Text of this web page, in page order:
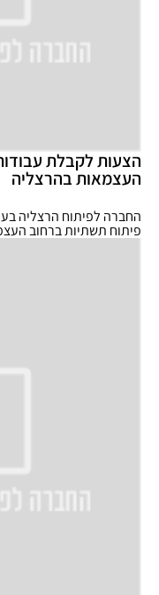
הצעות לקבלת
העצמאות בהרצליה
החברה לפיתוח הרצליה
פיתוח תשתיות ברחוב